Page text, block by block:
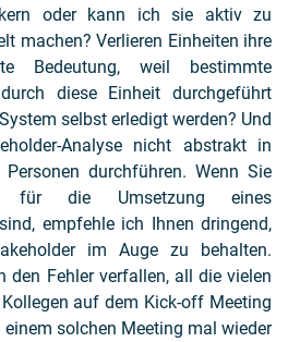
oder kann ich sie aktiv zu
machen? Verlieren Einheiten ihre
Bedeutung, weil bestimmte
diese Einheit durchgeführt
selbst erledigt werden? Und
Analyse nicht abstrakt in
durchführen. Wenn Sie
für die Umsetzung eines
empfehle ich Ihnen dringend,
im Auge zu behalten.
den Fehler verfallen, all die vielen
auf dem Kick-off Meeting
solchen Meeting mal wieder